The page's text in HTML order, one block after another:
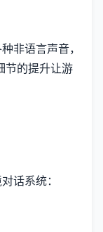
非语言声音，
节的提升让游
话系统：